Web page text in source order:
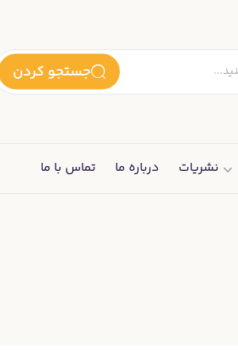
جستجو کردن
نشریات درباره ما تماس با ما